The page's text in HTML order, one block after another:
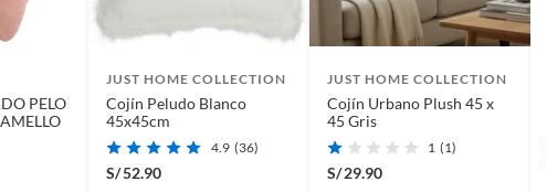
PELO
JUST HOME COLLECTION
Cojín Peludo Blanco
45x45cm
4.9 (36)
S/52.90
JUST HOME COLLECTION
Cojín Urbano Plush 45 x
45 Gris
1 (1)
S/29.90